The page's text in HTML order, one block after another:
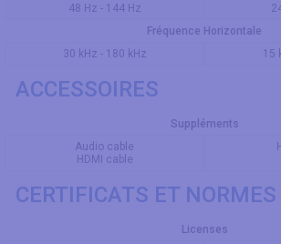
48 Hz - 144 Hz
Fréquence Horizontale
30 kHz - 180 kHz
15
ACCESSOIRES
Suppléments
Audio cable
HDMI cable
CERTIFICATS ET NORMES
Licenses